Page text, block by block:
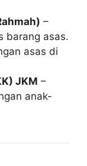
–
barang asas.
asas di
JKM –
anak-